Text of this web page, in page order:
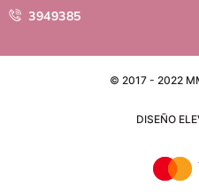
3949385
© 2017 - 2022
DISEÑO